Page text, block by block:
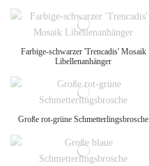
Farbige-schwarzer 'Trencadis' Mosaik
Libellenanhänger
Große rot-grüne Schmetterlingsbrosche